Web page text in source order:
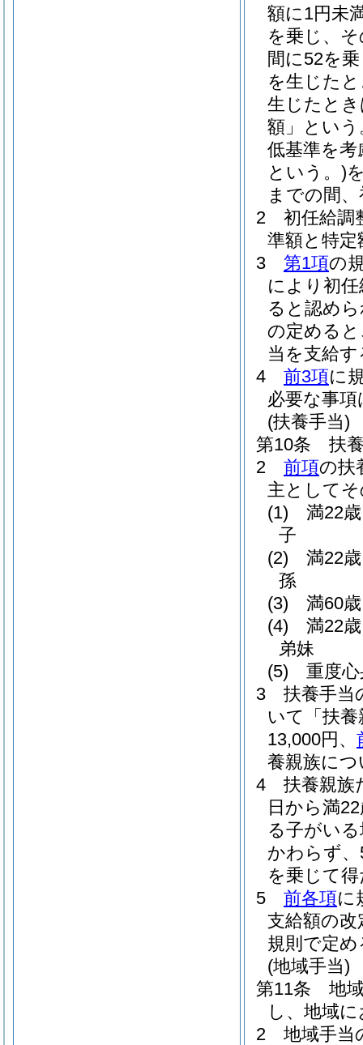
額に1円未
を乗じ、
間に52を
を生じた
生じたと
額」という
低基準を
という。)
までの間
2
初任給調
準額と特
3
第1項の
により初
ると認め
の定める
当を支給す
4
前3項に
必要な事
(扶養手当)
第10条
扶
2
前項の扶
主として
(1)
満22
子
(2)
満22
孫
(3)
満60
(4)
満22
弟妹
(5)
重度
3
扶養手当
いて「扶
13,000円、
養親族に
4
扶養親族
日から満
る子がい
かわらず
を乗じて
5
前各項に
支給額の
規則で定め
(地域手当)
第11条
地
し、地域
2
地域手当